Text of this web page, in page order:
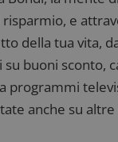
risparmio, e
della tua vita,
buoni sconto,
programmi
anche su